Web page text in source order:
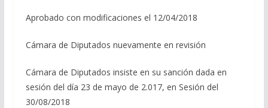
Aprobado con modificaciones el 12/04/2018
Cámara de Diputados nuevamente en revisión
Cámara de Diputados insiste en su sanción dada en
sesión del día 23 de mayo de 2.017, en Sesión del
30/08/2018